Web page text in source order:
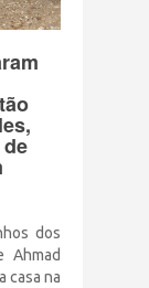
dos
Ahmad
casa na